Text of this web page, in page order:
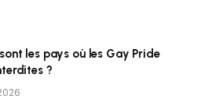
les pays où les Gay Pride
?